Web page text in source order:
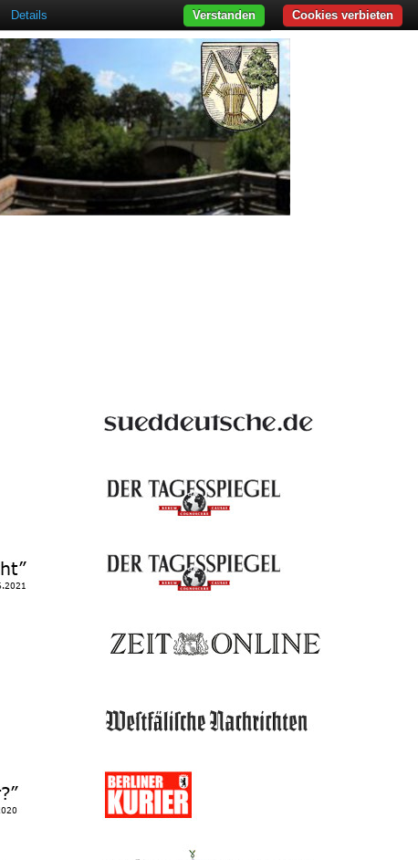
Details Cookies verbieten
Verstanden